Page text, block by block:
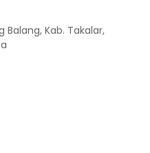
Balang, Kab. Takalar,